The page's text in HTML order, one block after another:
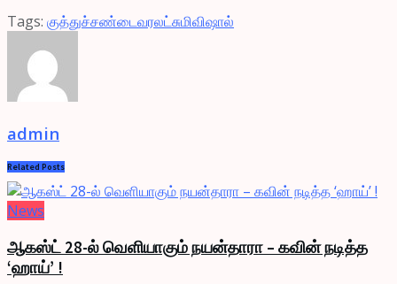
Tags: குத்துச்சண்டைவரலட்சுமிவிஷால்
admin
Related Posts
News
ஆகஸ்ட் 28-ல் வெளியாகும் நயன்தாரா – கவின் நடித்த
‘ஹாய்’ !